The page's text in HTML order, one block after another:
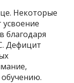
Некоторые
благодаря
Дефицит
обучению.